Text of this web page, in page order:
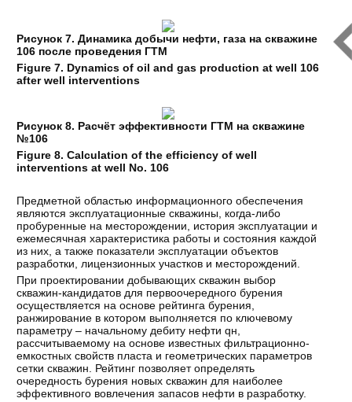
Рисунок 7. Динамика добычи нефти, газа на скважине
106 после проведения ГТМ
Figure 7. Dynamics of oil and gas production at well 106
after well interventions
Рисунок 8. Расчёт эффективности ГТМ на скважине
№106
Figure 8. Calculation of the efficiency of well
interventions at well No. 106
Предметной областью информационного обеспечения
являются эксплуатационные скважины, когда-либо
пробуренные на месторождении, история эксплуатации и
ежемесячная характеристика работы и состояния каждой
из них, а также показатели эксплуатации объектов
разработки, лицензионных участков и месторождений.
При проектировании добывающих скважин выбор
скважин-кандидатов для первоочередного бурения
осуществляется на основе рейтинга бурения,
ранжирование в котором выполняется по ключевому
параметру – начальному дебиту нефти qн,
рассчитываемому на основе известных фильтрационно-
емкостных свойств пласта и геометрических параметров
сетки скважин. Рейтинг позволяет определять
очередность бурения новых скважин для наиболее
эффективного вовлечения запасов нефти в разработку.